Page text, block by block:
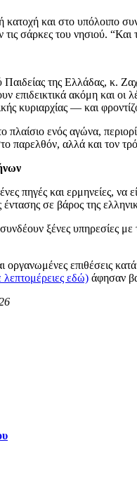
κατοχή και στο υπόλοιπο
τις σάρκες του νησιού.
της Ελλάδας, κ.
επιδεικτικά ακόμη και οι
κυριαρχίας — και
πλαίσιο ενός αγώνα,
παρελθόν, αλλά και τον
πηγές και ερμηνείες, να
σε βάρος της
συνδέουν ξένες
οργανωμένες επιθέσεις
λεπτομέρειες εδώ) άφησαν